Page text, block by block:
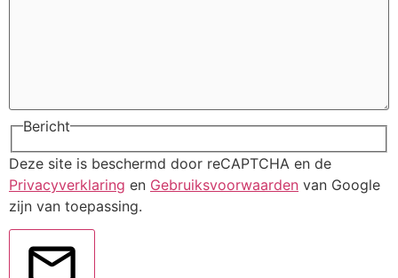
Bericht
Deze site is beschermd door reCAPTCHA en de
Privacyverklaring en Gebruiksvoorwaarden van Google
zijn van toepassing.